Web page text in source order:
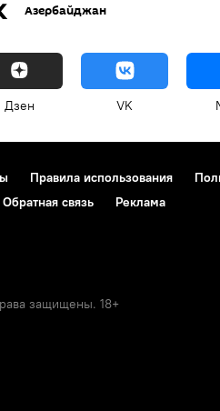
Азербайджан
Дзен VK
Правила использования
Обратная связь Реклама
защищены. 18+